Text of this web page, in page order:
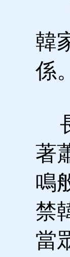
韓
係
著
鳴
禁
當